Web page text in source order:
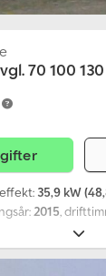
70 100
35,9 kW
2015,
första
dieselmotor